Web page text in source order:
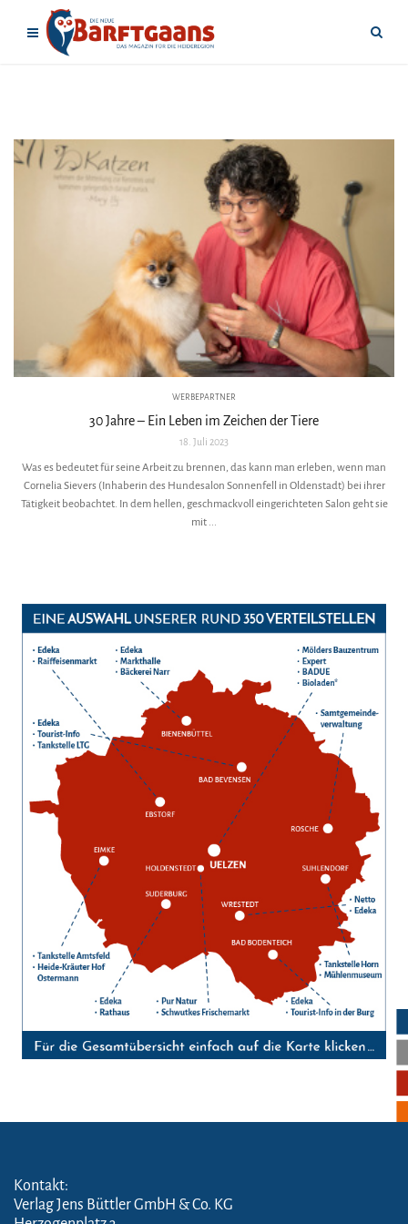
WERBEPARTNER
30 Jahre – Ein Leben im Zeichen der Tiere
18. Juli 2023
Was es bedeutet für seine Arbeit zu brennen, das kann man erleben, wenn man
Cornelia Sievers (Inhaberin des Hundesalon Sonnenfell in Oldenstadt) bei ihrer
Tätigkeit beobachtet. In dem hellen, geschmackvoll eingerichteten Salon geht sie
mit ...
Kontakt:
Verlag Jens Büttler GmbH & Co. KG